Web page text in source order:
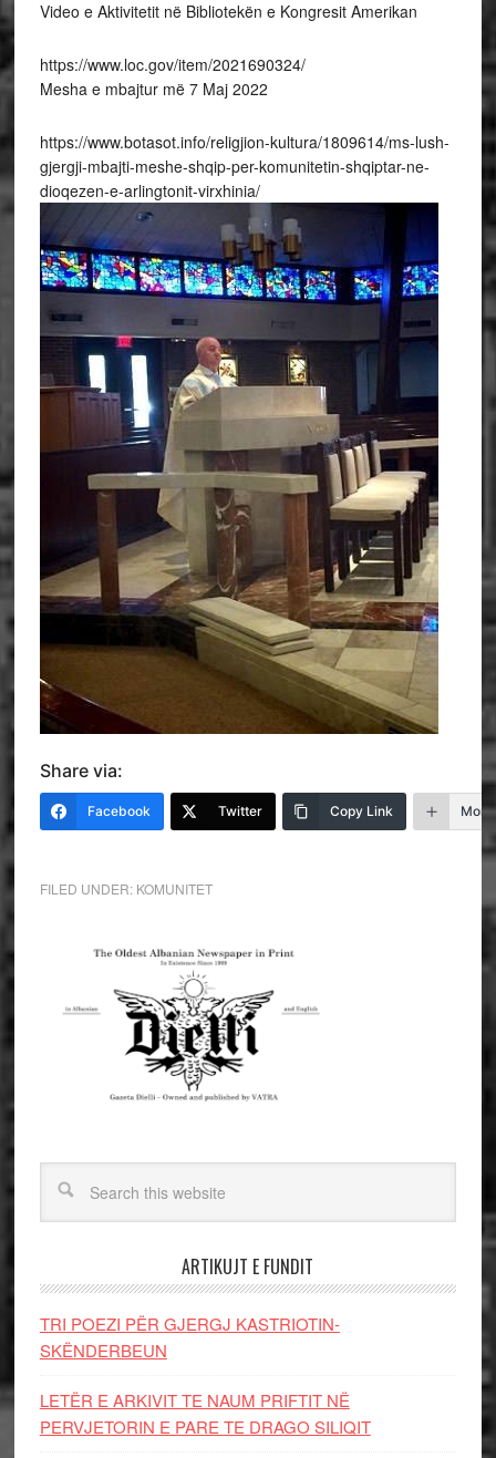
Video e Aktivitetit në Bibliotekën e Kongresit Amerikan
https://www.loc.gov/item/2021690324/
Mesha e mbajtur më 7 Maj 2022
https://www.botasot.info/religjion-kultura/1809614/ms-lush-
gjergji-mbajti-meshe-shqip-per-komunitetin-shqiptar-ne-
dioqezen-e-arlingtonit-virxhinia/
Share via:
Facebook Twitter Copy Link More
FILED UNDER: KOMUNITET
ARTIKUJT E FUNDIT
TRI POEZI PËR GJERGJ KASTRIOTIN-
SKËNDERBEUN
LETËR E ARKIVIT TE NAUM PRIFTIT NË
PERVJETORIN E PARE TE DRAGO SILIQIT